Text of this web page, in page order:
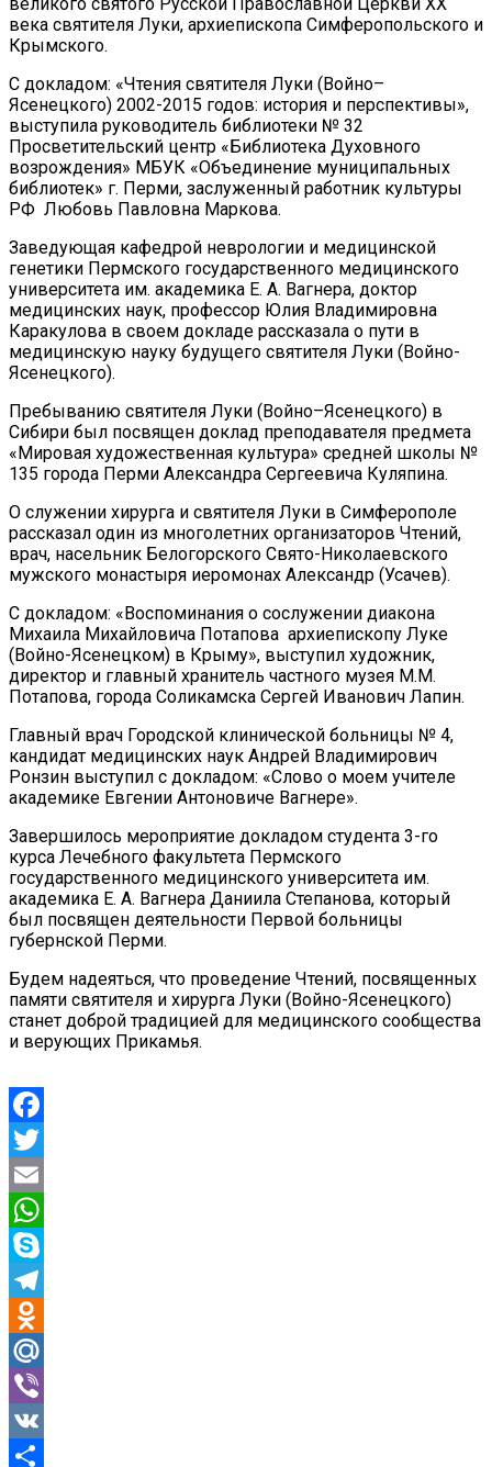
века святителя Луки, архиепископа Симферопольского и
Крымского.
С докладом: «Чтения святителя Луки (Войно–
Ясенецкого) 2002-2015 годов: история и перспективы»,
выступила руководитель библиотеки № 32
Просветительский центр «Библиотека Духовного
возрождения» МБУК «Объединение муниципальных
библиотек» г. Перми, заслуженный работник культуры
РФ Любовь Павловна Маркова.
Заведующая кафедрой неврологии и медицинской
генетики Пермского государственного медицинского
университета им. академика Е. А. Вагнера, доктор
медицинских наук, профессор Юлия Владимировна
Каракулова в своем докладе рассказала о пути в
медицинскую науку будущего святителя Луки (Войно-
Ясенецкого).
Пребыванию святителя Луки (Войно–Ясенецкого) в
Сибири был посвящен доклад преподавателя предмета
«Мировая художественная культура» средней школы №
135 города Перми Александра Сергеевича Куляпина.
О служении хирурга и святителя Луки в Симферополе
рассказал один из многолетних организаторов Чтений,
врач, насельник Белогорского Свято-Николаевского
мужского монастыря иеромонах Александр (Усачев).
С докладом: «Воспоминания о сослужении диакона
Михаила Михайловича Потапова архиепископу Луке
(Войно-Ясенецком) в Крыму», выступил художник,
директор и главный хранитель частного музея М.М.
Потапова, города Соликамска Сергей Иванович Лапин.
Главный врач Городской клинической больницы № 4,
кандидат медицинских наук Андрей Владимирович
Ронзин выступил с докладом: «Слово о моем учителе
академике Евгении Антоновиче Вагнере».
Завершилось мероприятие докладом студента 3-го
курса Лечебного факультета Пермского
государственного медицинского университета им.
академика Е. А. Вагнера Даниила Степанова, который
был посвящен деятельности Первой больницы
губернской Перми.
Будем надеяться, что проведение Чтений, посвященных
памяти святителя и хирурга Луки (Войно-Ясенецкого)
станет доброй традицией для медицинского сообщества
и верующих Прикамья.
Facebook
Twitter
Email
WhatsApp
Skype
Telegram
Odnoklassniki
Mail.Ru
Viber
VK